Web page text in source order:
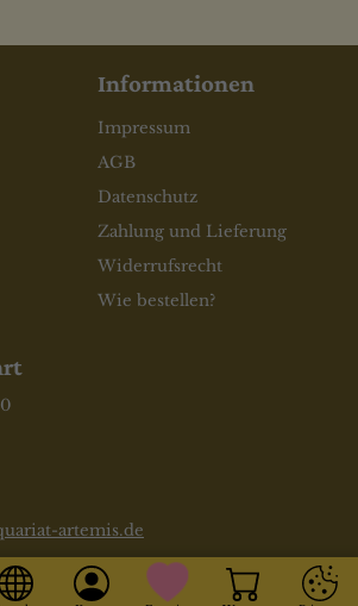
Informationen
Impressum
AGB
Datenschutz
Zahlung und Lieferung
Widerrufsrecht
Wie bestellen?
artemis.de
* inkl. MwSt., zzgl.Versandkosten